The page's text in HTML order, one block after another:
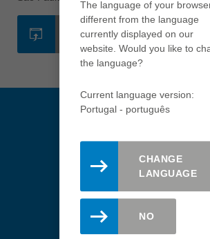
Việt Nam
tiếng việt
中国
ประเทศไทย
yкраїнська
SITE
Mantenha-se
Registre-se aqui
The language of your
different from the language
currently displayed on our
website. Would you like to
the language?
Current language version:
Portugal - português
CHANGE
LANGUAGE
NO